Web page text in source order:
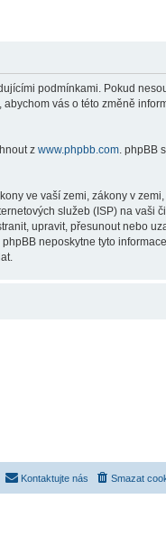
podmínkami. Pokud
vás o této změně
z www.phpbb.com. phpBB
ve vaší zemi, zákony v zemi,
služeb (ISP) na vaši
upravit, přesunout nebo
neposkytne tyto
Smazat
Kontaktujte nás